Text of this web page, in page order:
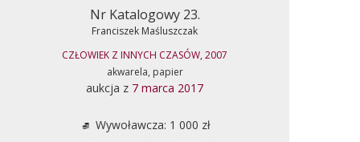
Nr Katalogowy 23.
Franciszek Maśluszczak
CZŁOWIEK Z INNYCH CZASÓW, 2007
akwarela, papier
aukcja z 7 marca 2017
Wywoławcza: 1 000 zł